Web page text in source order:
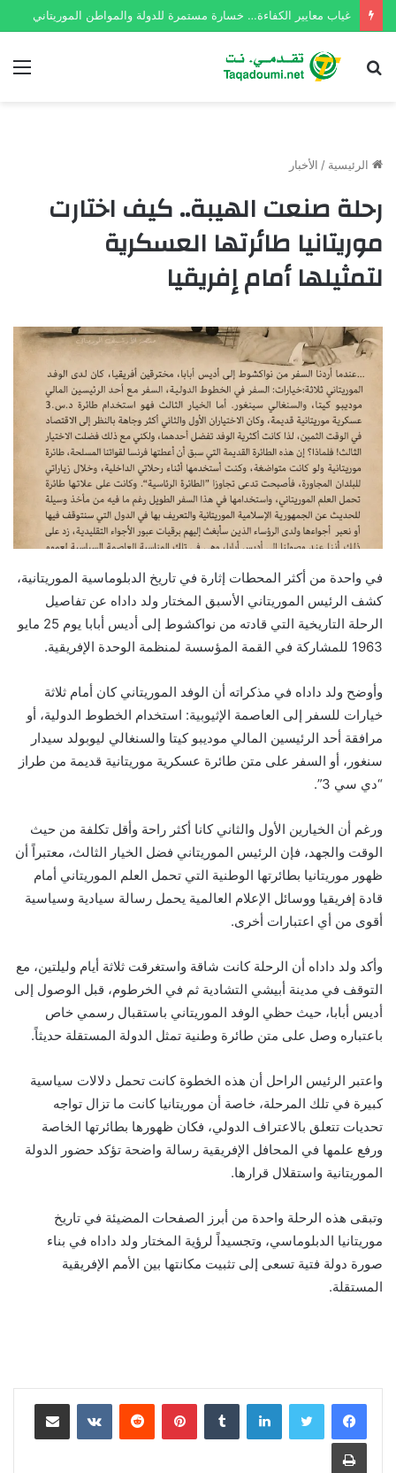
غياب معايير الكفاءة… خسارة مستمرة للدولة والمواطن الموريتاني
بحث
الرئيسية / الأخبار
رحلة صنعت الهيبة.. كيف اختارت
موريتانيا طائرتها العسكرية
لتمثيلها أمام إفريقيا
في واحدة من أكثر المحطات إثارة في تاريخ الدبلوماسية الموريتانية،
كشف الرئيس الموريتاني الأسبق المختار ولد داداه عن تفاصيل
الرحلة التاريخية التي قادته من نواكشوط إلى أديس أبابا يوم 25 مايو
1963 للمشاركة في القمة المؤسسة لمنظمة الوحدة الإفريقية.
وأوضح ولد داداه في مذكراته أن الوفد الموريتاني كان أمام ثلاثة
خيارات للسفر إلى العاصمة الإثيوبية: استخدام الخطوط الدولية، أو
مرافقة أحد الرئيسين المالي موديبو كيتا والسنغالي ليوبولد سيدار
سنغور، أو السفر على متن طائرة عسكرية موريتانية قديمة من طراز
“دي سي 3”.
ورغم أن الخيارين الأول والثاني كانا أكثر راحة وأقل تكلفة من حيث
الوقت والجهد، فإن الرئيس الموريتاني فضل الخيار الثالث، معتبراً أن
ظهور موريتانيا بطائرتها الوطنية التي تحمل العلم الموريتاني أمام
قادة إفريقيا ووسائل الإعلام العالمية يحمل رسالة سيادية وسياسية
أقوى من أي اعتبارات أخرى.
وأكد ولد داداه أن الرحلة كانت شاقة واستغرقت ثلاثة أيام وليلتين، مع
التوقف في مدينة أبيشي التشادية ثم في الخرطوم، قبل الوصول إلى
أديس أبابا، حيث حظي الوفد الموريتاني باستقبال رسمي خاص
باعتباره وصل على متن طائرة وطنية تمثل الدولة المستقلة حديثاً.
واعتبر الرئيس الراحل أن هذه الخطوة كانت تحمل دلالات سياسية
كبيرة في تلك المرحلة، خاصة أن موريتانيا كانت ما تزال تواجه
تحديات تتعلق بالاعتراف الدولي، فكان ظهورها بطائرتها الخاصة
ورفع علمها في المحافل الإفريقية رسالة واضحة تؤكد حضور الدولة
الموريتانية واستقلال قرارها.
وتبقى هذه الرحلة واحدة من أبرز الصفحات المضيئة في تاريخ
موريتانيا الدبلوماسي، وتجسيداً لرؤية المختار ولد داداه في بناء
صورة دولة فتية تسعى إلى تثبيت مكانتها بين الأمم الإفريقية
المستقلة.
لينكدإن بينتيريست مشاركة عبر البريد
طباعة